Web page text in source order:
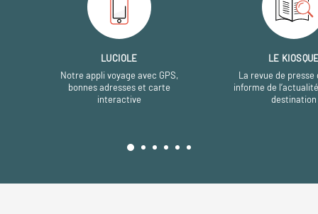
LUCIOLE
Notre appli voyage avec GPS,
bonnes adresses et carte
interactive
LE
La revue de presse
informe de
destination